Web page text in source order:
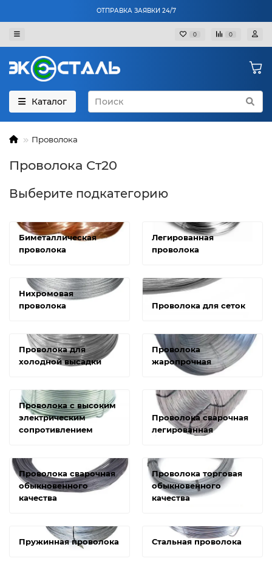
ОТПРАВКА ЗАЯВКИ 24/7
0 0
Каталог
Проволока
Проволока Ст20
Выберите подкатегорию
Биметаллическая
проволока
Легированная
проволока
Нихромовая
проволока
Проволока для сеток
Проволока для
холодной высадки
Проволока
жаропрочная
Проволока с высоким
электрическим
сопротивлением
Проволока сварочная
легированная
Проволока сварочная
обыкновенного
качества
Проволока торговая
обыкновенного
качества
Пружинная проволока Стальная проволока